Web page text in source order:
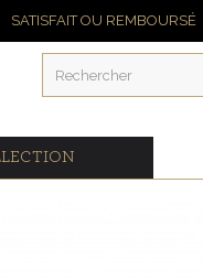
SATISFAIT OU REMBOURSÉ